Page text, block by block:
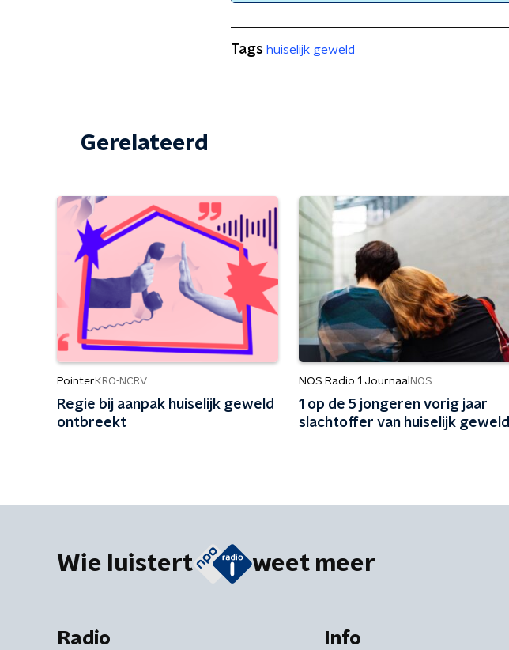
Tags huiselijk geweld
Gerelateerd
Pointer KRO-NCRV
Regie bij aanpak huiselijk geweld
ontbreekt
NOS Radio 1 Journaal NOS
1 op de 5 jongeren vorig jaar
slachtoffer van huiselijk geweld
Wie luistert weet meer
Radio Info